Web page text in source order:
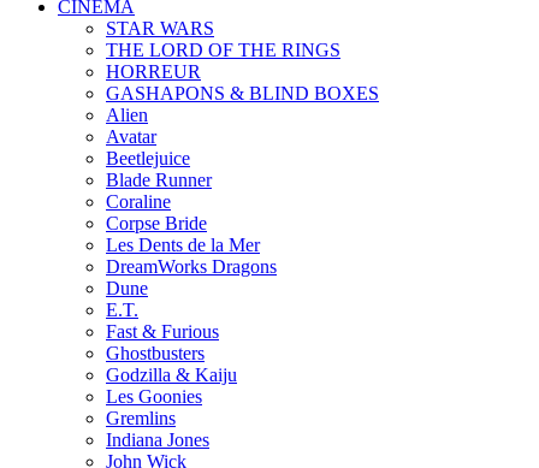
CINÉMA
STAR WARS
THE LORD OF THE RINGS
HORREUR
GASHAPONS & BLIND BOXES
Alien
Avatar
Beetlejuice
Blade Runner
Coraline
Corpse Bride
Les Dents de la Mer
DreamWorks Dragons
Dune
E.T.
Fast & Furious
Ghostbusters
Godzilla & Kaiju
Les Goonies
Gremlins
Indiana Jones
John Wick